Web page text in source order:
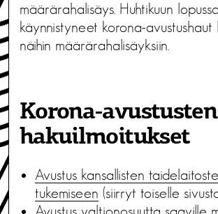
määrärahalisäys. Huhtikuun lopussa
käynnistyneet korona-
näihin määrärahalisäyksiin.
Korona-avustusten
hakuilmoitukset
Avustus kansallisten
tukemiseen (siirryt toiselle